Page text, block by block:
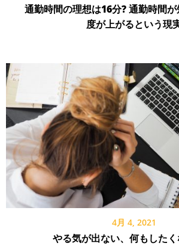
通勤時間の理想は16分? 通勤時間
度が上がるという現
4月 4, 2021
やる気が出ない、何もした